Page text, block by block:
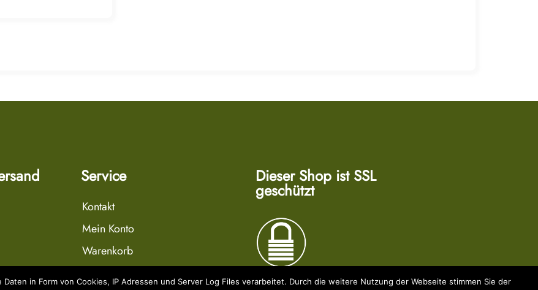
Service
Kontakt
Mein Konto
Warenkorb
Dieser Shop ist SSL
geschützt
in Form von Cookies, IP Adressen und Server Log Files verarbeitet. Durch die weitere Nutzung der Webseite stimmen Sie der